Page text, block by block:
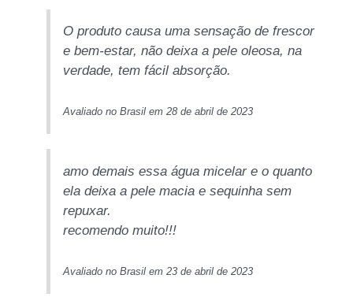
O produto causa uma sensação de frescor
e bem-estar, não deixa a pele oleosa, na
verdade, tem fácil absorção.
Avaliado no Brasil em 28 de abril de 2023
amo demais essa água micelar e o quanto
ela deixa a pele macia e sequinha sem
repuxar.
recomendo muito!!!
Avaliado no Brasil em 23 de abril de 2023